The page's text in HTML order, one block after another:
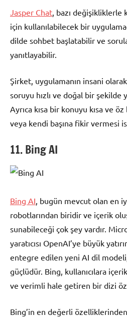
Jasper Chat , bazı
için kullanılabilecek bir
dilde sohbet başlatabilir ve
yanıtlayabilir.
Şirket, uygulamanın insani
soruyu hızlı ve doğal bir şekilde
Ayrıca kısa bir konuyu kısa ve
veya kendi başına fikir vermesi
11. Bing AI
Bing AI, bugün mevcut olan en
robotlarından biridir ve içerik
sunabileceği çok şey vardır.
yaratıcısı OpenAI’ye büyük
entegre edilen yeni AI dil
güçlüdür. Bing, kullanıcılara
ve verimli hale getiren bir dizi
Bing’in en değerli